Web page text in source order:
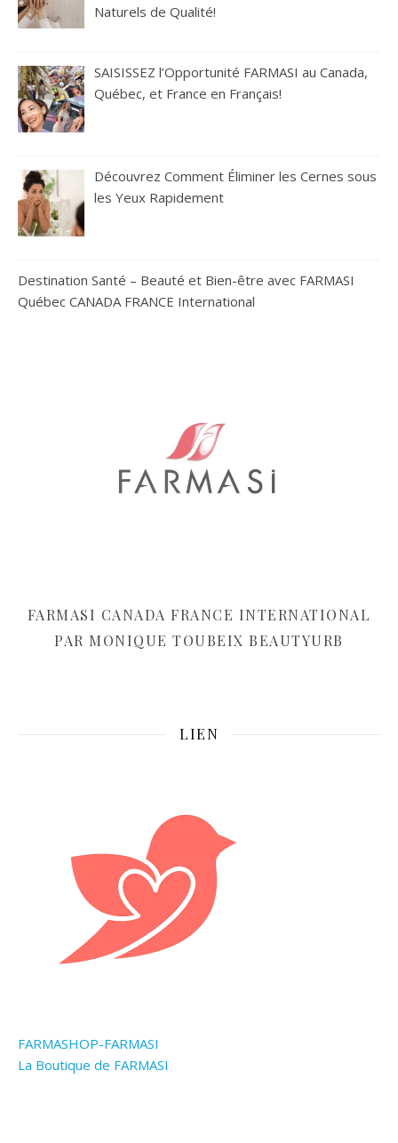
Naturels de Qualité!
SAISISSEZ l’Opportunité FARMASI au Canada,
Québec, et France en Français!
Découvrez Comment Éliminer les Cernes sous
les Yeux Rapidement
Destination Santé – Beauté et Bien-être avec FARMASI
Québec CANADA FRANCE International
FARMASI CANADA FRANCE INTERNATIONAL
PAR MONIQUE TOUBEIX BEAUTYURB
LIEN
FARMASHOP-FARMASI
La Boutique de FARMASI